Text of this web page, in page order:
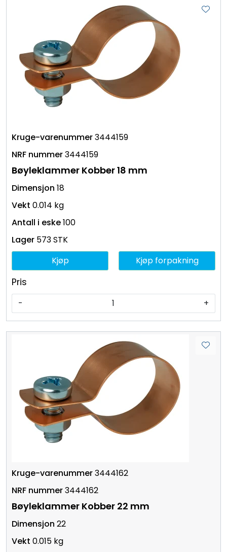
3444159
3444159
Bøyleklammer Kobber 18 mm
18
0.014 kg
100
573 STK
Pris
- +
Kjøp Kjøp forpakning
3444162
3444162
Bøyleklammer Kobber 22 mm
22
0.015 kg